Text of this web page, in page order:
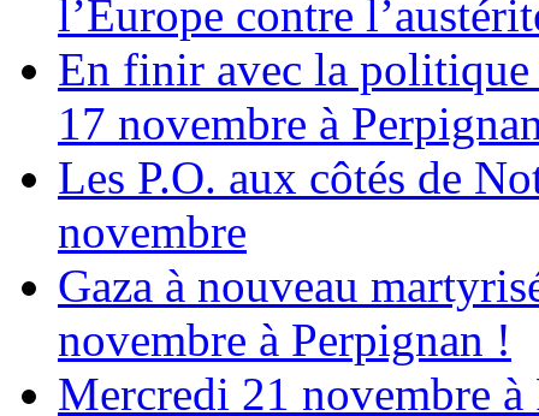
l’Europe contre
En finir avec la politique
17 novembre à
Les P.O. aux côtés de
novembre
Gaza à nouveau
novembre à Perpignan !
Mercredi 21 novembre à